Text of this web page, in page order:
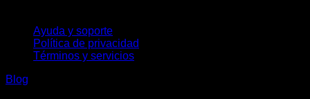
Ayuda y soporte
Política de privacidad
Términos y servicios
Blog